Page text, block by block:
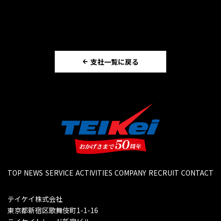
支社一覧に戻る
TOP NEWS SERVICE ACTIVITIES COMPANY RECRUIT CONTACT
テイケイ株式会社
東京都新宿区歌舞伎町1-1-16